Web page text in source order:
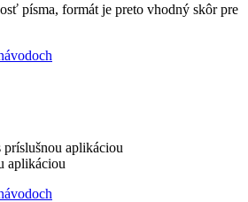
písma, formát je preto vhodný skôr pre
príslušnou aplikáciou
aplikáciou